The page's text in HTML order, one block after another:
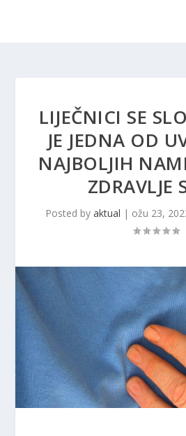
LIJEČNICI SE
JE JEDNA OD
NAJBOLJIH
ZDRAVLJE
Posted by aktual | ožu 23,